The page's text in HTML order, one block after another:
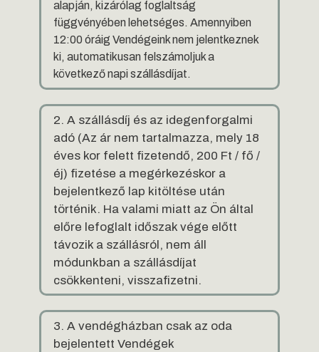
alapján, kizárólag foglaltság
függvényében lehetséges. Amennyiben
12:00 óráig Vendégeink nem jelentkeznek
ki, automatikusan felszámoljuk a
következő napi szállásdíjat.
2. A szállásdíj és az idegenforgalmi
adó (Az ár nem tartalmazza, mely 18
éves kor felett fizetendő, 200 Ft / fő /
éj) fizetése a megérkezéskor a
bejelentkező lap kitöltése után
történik. Ha valami miatt az Ön által
előre lefoglalt időszak vége előtt
távozik a szállásról, nem áll
módunkban a szállásdíjat
csökkenteni, visszafizetni.
3. A vendégházban csak az oda
bejelentett Vendégek